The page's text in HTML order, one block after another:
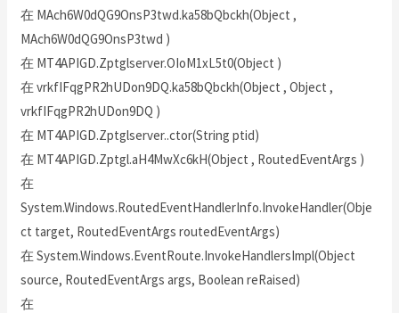
在 MAch6W0dQG9OnsP3twd.ka58bQbckh(Object ,
MAch6W0dQG9OnsP3twd )
在 MT4APIGD.Zptglserver.OIoM1xL5t0(Object )
在 vrkfIFqgPR2hUDon9DQ.ka58bQbckh(Object , Object ,
vrkfIFqgPR2hUDon9DQ )
在 MT4APIGD.Zptglserver..ctor(String ptid)
在 MT4APIGD.Zptgl.aH4MwXc6kH(Object , RoutedEventArgs )
在
System.Windows.RoutedEventHandlerInfo.InvokeHandler(Obje
ct target, RoutedEventArgs routedEventArgs)
在 System.Windows.EventRoute.InvokeHandlersImpl(Object
source, RoutedEventArgs args, Boolean reRaised)
在